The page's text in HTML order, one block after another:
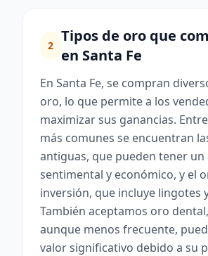
2
Tipos de oro que
en Santa Fe
En Santa Fe, se compran
oro, lo que permite a los
maximizar sus ganancias.
más comunes se encuentran
antiguas, que pueden tener
sentimental y económico, y el
inversión, que incluye lingotes
También aceptamos oro
aunque menos frecuente,
valor significativo debido a su